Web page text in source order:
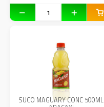
SUCO MAGUARY CONC 500ML